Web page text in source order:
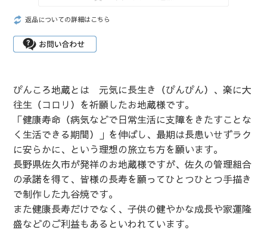
返品についての詳細はこちら
ぴんころ地蔵とは 元気に長生き（ぴんぴん）、楽に大
往生（コロリ）を祈願したお地蔵様です。
「健康寿命（病気などで日常生活に支障をきたすことな
く生活できる期間）」を伸ばし、最期は長患いせずラク
に安らかに、という理想の旅立ち方を願います。
長野県佐久市が発祥のお地蔵様ですが、佐久の管理組合
の承諾を得て、皆様の長寿を願ってひとつひとつ手描き
で制作した九谷焼です。
また健康長寿だけでなく、子供の健やかな成長や家運隆
盛などのご利益もあるといわれています。